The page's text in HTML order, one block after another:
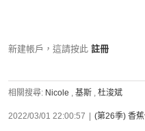
新建帳戶，這請按此 註冊
相關搜尋: Nicole , 基斯 , 杜浚斌
2022/03/01 22:00:57 (第26季) 香